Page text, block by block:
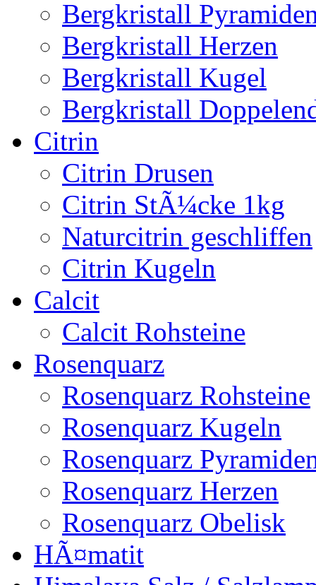
Bergkristall
Bergkristall Herzen
Bergkristall Kugel
Bergkristall
Citrin
Citrin Drusen
Citrin StÃ¼cke 1kg
Naturcitrin geschliffen
Citrin Kugeln
Calcit
Calcit Rohsteine
Rosenquarz
Rosenquarz Rohsteine
Rosenquarz Kugeln
Rosenquarz
Rosenquarz Herzen
Rosenquarz Obelisk
HÃ¤matit